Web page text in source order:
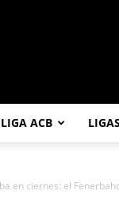
LIGA ACB
en ciernes: el